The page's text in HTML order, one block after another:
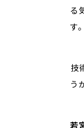
る
す。
――
う
若